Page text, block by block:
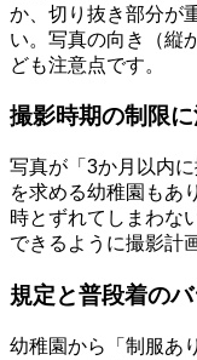
か、切り抜き部分が
い。写真の向き（縦
ども注意点です。
撮影時期の制限
写真が「3か月以内
を求める幼稚園もあ
時とずれてしまわな
できるように撮影計
規定と普段着の
幼稚園から「制服あ